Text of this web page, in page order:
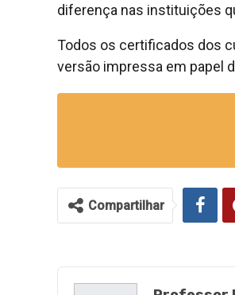
diferença nas instituições
Todos os certificados dos
versão impressa em papel
Compartilhar